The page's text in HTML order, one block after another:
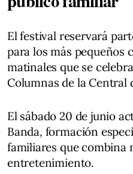
El festival reservará
para los más pequeños
matinales que se
Columnas de la Central
El sábado 20 de junio
Banda, formación
familiares que combina
entretenimiento.